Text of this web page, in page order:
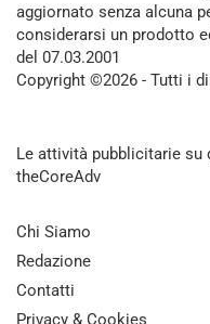
aggiornato senza alcuna
considerarsi un prodotto
del 07.03.2001
Copyright ©2026 - Tutti i
Le attività pubblicitarie
theCoreAdv
Chi Siamo
Redazione
Contatti
Privacy & Cookies